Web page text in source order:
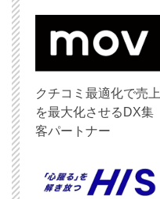
クチコミ最適化で売上
を最大化させるDX集
客パートナー